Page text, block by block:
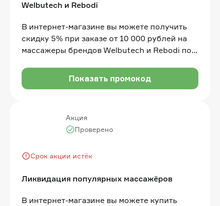
Welbutech и Rebodi
В интернет-магазине вы можете получить
скидку 5% при заказе от 10 000 рублей на
массажеры брендов Welbutech и Rebodi по
Показать промокод
Акция
Ликвидация популярных массажёров
Срок акции истёк
Проверено
В интернет-магазине вы можете купить